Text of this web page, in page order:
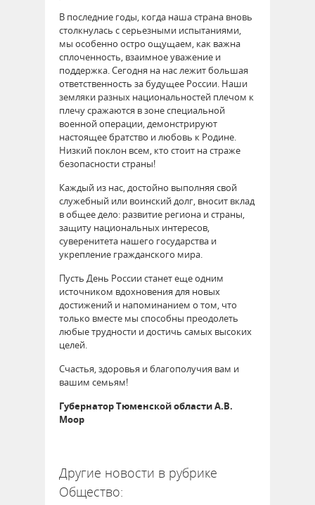
В последние годы, когда наша страна вновь
столкнулась с серьезными испытаниями,
мы особенно остро ощущаем, как важна
сплоченность, взаимное уважение и
поддержка. Сегодня на нас лежит большая
ответственность за будущее России. Наши
земляки разных национальностей плечом к
плечу сражаются в зоне специальной
военной операции, демонстрируют
настоящее братство и любовь к Родине.
Низкий поклон всем, кто стоит на страже
безопасности страны!
Каждый из нас, достойно выполняя свой
служебный или воинский долг, вносит вклад
в общее дело: развитие региона и страны,
защиту национальных интересов,
суверенитета нашего государства и
укрепление гражданского мира.
Пусть День России станет еще одним
источником вдохновения для новых
достижений и напоминанием о том, что
только вместе мы способны преодолеть
любые трудности и достичь самых высоких
целей.
Счастья, здоровья и благополучия вам и
вашим семьям!
Губернатор Тюменской области А.В.
Моор
Другие новости в рубрике
Общество: